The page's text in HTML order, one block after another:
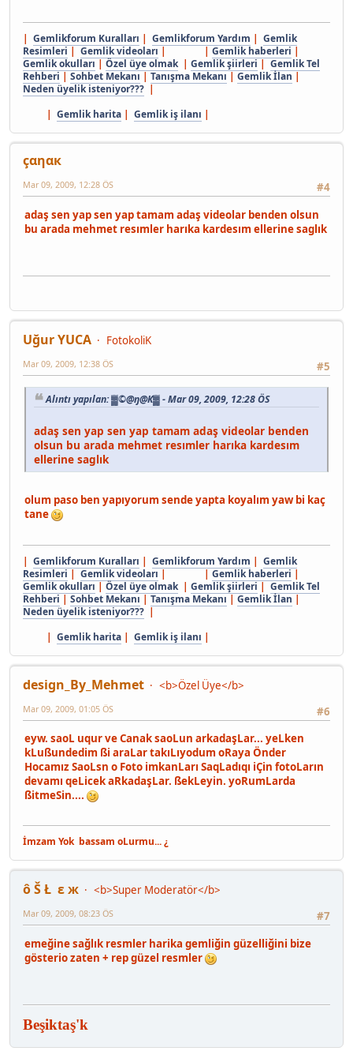
Gemlikforum Kuralları Gemlikforum Yardım
Gemlik
Resimleri
Gemlik videoları Gemlik haberleri
Gemlik okulları
Özel üye olmak| Gemlik şiirleri
Gemlik Tel
Rehberi
Sohbet Mekanı Tanışma Mekanı Gemlik İlan
Neden üyelik isteniyor???
Gemlik harita Gemlik iş ilanı
çαηαк
#4
Mar 09, 2009, 12:28 ÖS
adaş sen yap sen yap tamam adaş videolar benden olsun
bu arada mehmet resımler harıka kardesım ellerine saglık
Uğur YUCA
FotokoliK
#5
Mar 09, 2009, 12:38 ÖS
Alıntı yapılan: ▓©@ŋ@К▓ - Mar 09, 2009, 12:28 ÖS
adaş sen yap sen yap tamam adaş videolar benden
olsun bu arada mehmet resımler harıka kardesım
ellerine saglık
olum paso ben yapıyorum sende yapta koyalım yaw bi kaç
tane
| Gemlikforum Kuralları | Gemlikforum Yardım | Gemlik
Resimleri | Gemlik videoları | | Gemlik haberleri |
Gemlik okulları | Özel üye olmak| Gemlik şiirleri | Gemlik Tel
Rehberi | Sohbet Mekanı | Tanışma Mekanı | Gemlik İlan |
Neden üyelik isteniyor??? |
| Gemlik harita | Gemlik iş ilanı |
design_By_Mehmet
<b>Özel Üye</b>
#6
Mar 09, 2009, 01:05 ÖS
eyw. saoL uqur ve Canak saoLun arkadaşLar... yeLken
kLußundedim ßi araLar takıLıyodum oRaya Önder
Hocamız SaoLsn o Foto imkanLarı SaqLadıqı iÇin fotoLarın
devamı qeLicek aRkadaşLar. ßekLeyin. yoRumLarda
ßitmeSin....
İmzam Yok bassam oLurmu... ¿
ô Š Ł ε ж
<b>Super Moderatör</b>
#7
Mar 09, 2009, 08:23 ÖS
emeğine sağlık resmler harika gemliğin güzelliğini bize
gösterio zaten + rep güzel resmler
Beşiktaş'k